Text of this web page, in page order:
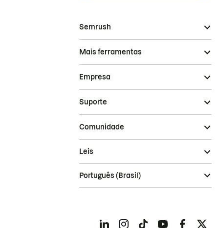
Semrush
Mais ferramentas
Empresa
Suporte
Comunidade
Leis
Português (Brasil)